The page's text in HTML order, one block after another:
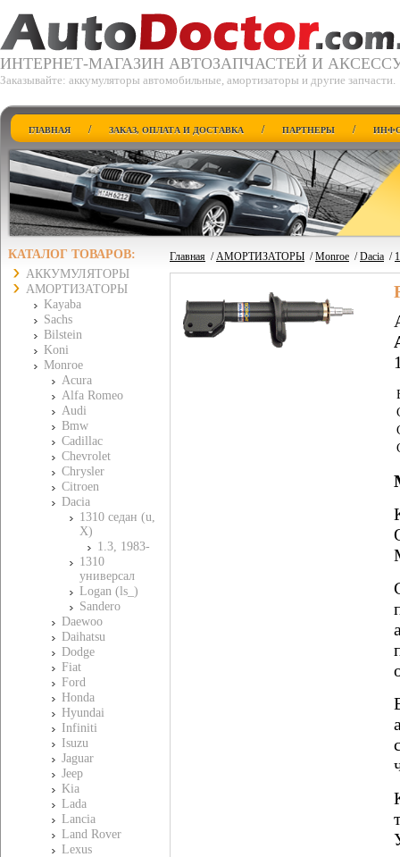
ИНТЕРНЕТ-МАГАЗИН АВТОЗАПЧАСТЕЙ И
Заказывайте: аккумуляторы автомобильные, амортизаторы и другие запчасти.
ГЛАВНАЯ / ЗАКАЗ, ОПЛАТА И ДОСТАВКА / ПАРТНЕРЫ /
КАТАЛОГ ТОВАРОВ:
АККУМУЛЯТОРЫ
АМОРТИЗАТОРЫ
Kayaba
Sachs
Bilstein
Koni
Monroe
Acura
Alfa Romeo
Audi
Bmw
Cadillac
Chevrolet
Chrysler
Citroen
Dacia
1310 седан (u,
X)
1.3, 1983-
1310
универсал
Logan (ls_)
Sandero
Daewoo
Daihatsu
Dodge
Fiat
Ford
Honda
Hyundai
Infiniti
Isuzu
Jaguar
Jeep
Kia
Lada
Lancia
Land Rover
Lexus
Главная /АМОРТИЗАТОРЫ /Monroe /Dacia /